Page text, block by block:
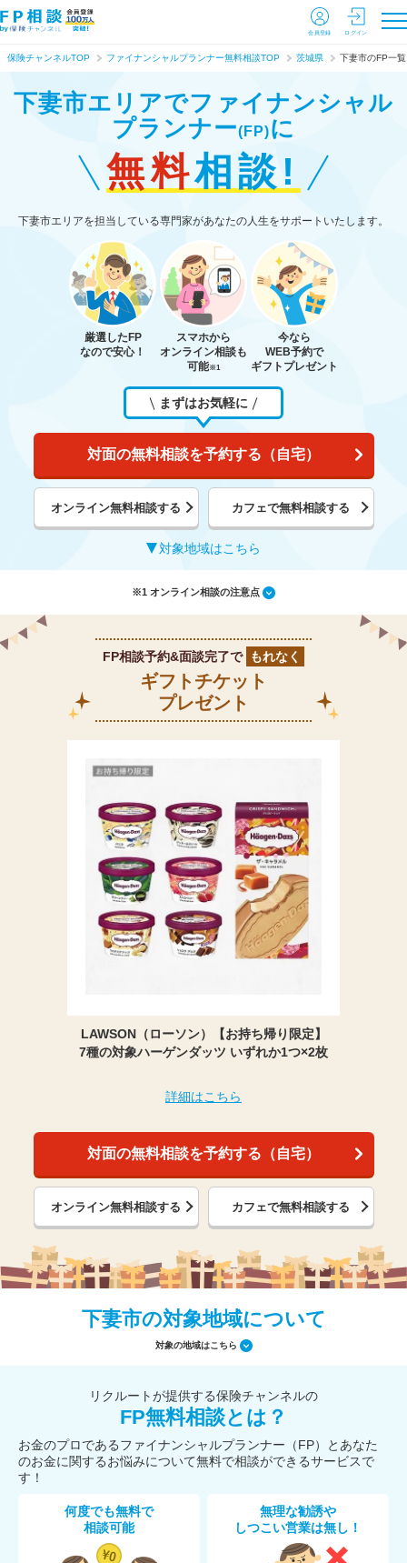
会員登録 ログイン
保険チャンネルTOP ファイナンシャルプランナー無料相談TOP 茨城県 下妻市のFP一覧
下妻市エリアでファイナンシャル
プランナー(FP)に
無料相談!
下妻市エリアを担当している専門家があなたの人生をサポートいたします。
厳選したFP
なので安心！
スマホから
オンライン相談も
可能※1
今なら
WEB予約で
ギフトプレゼント
まずはお気軽に
対面の無料相談を予約する（自宅）
オンライン無料相談する カフェで無料相談する
対象地域はこちら
※1 オンライン相談の注意点
FP相談予約&面談完了で もれなく
ギフトチケット
プレゼント
LAWSON（ローソン）【お持ち帰り限定】
7種の対象ハーゲンダッツ いずれか1つ×2枚
詳細はこちら
対面の無料相談を予約する（自宅）
オンライン無料相談する カフェで無料相談する
下妻市の対象地域について
対象の地域はこちら
リクルートが提供する保険チャンネルの
FP無料相談とは？
お金のプロであるファイナンシャルプランナー（FP）とあなた
のお金に関するお悩みについて無料で相談ができるサービスで
す！
何度でも無料で
相談可能
無理な勧誘や
しつこい営業は無し！